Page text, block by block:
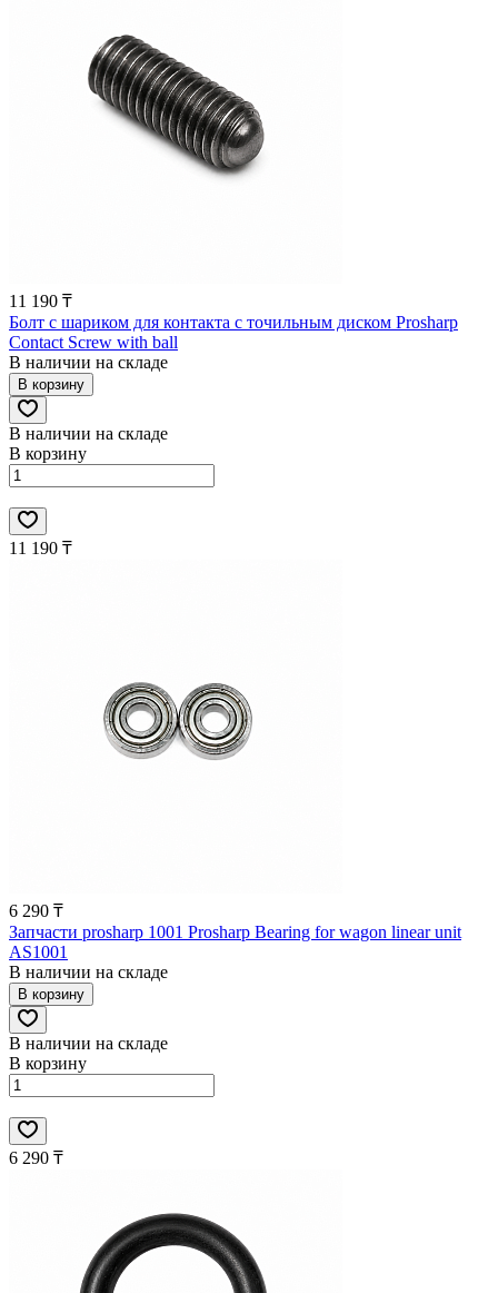
11 190 ₸
Болт с шариком для контакта с точильным диском Prosharp
Contact Screw with ball
В наличии на складе
В корзину
В наличии на складе
В корзину
11 190 ₸
6 290 ₸
Запчасти prosharp 1001 Prosharp Bearing for wagon linear unit
AS1001
В наличии на складе
В корзину
В наличии на складе
В корзину
6 290 ₸